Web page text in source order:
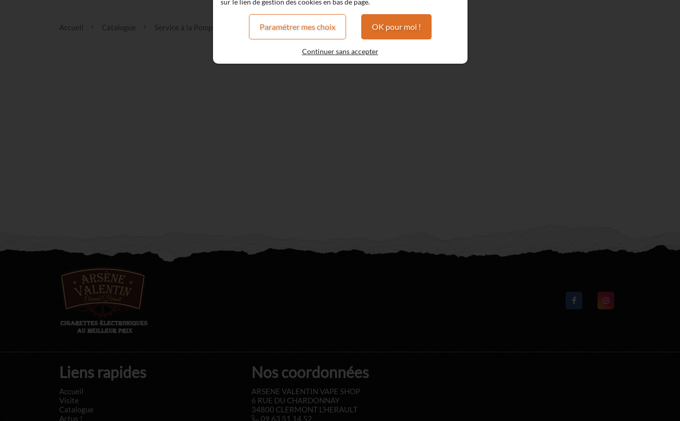
Accueil Catalogue Service à la Pompe
Liens rapides
Accueil
Visite
Catalogue
Actus !
Nos coordonnées
ARSENE VALENTIN VAPE SHOP
6 RUE DU CHARDONNAY
34800 CLERMONT L'HERAULT
09 63 51 14 52
Paramétrer mes choix OK pour moi !
Continuer sans accepter